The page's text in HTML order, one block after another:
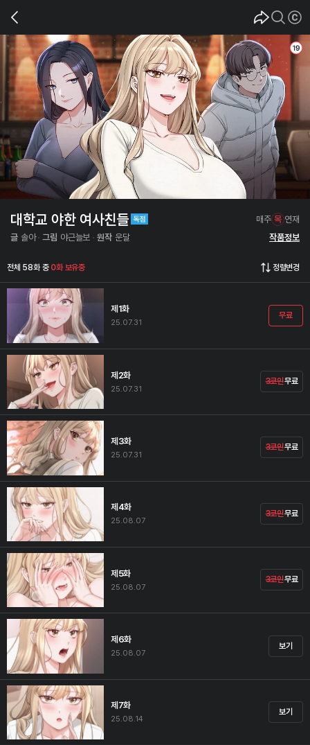
매주 목 연재
대학교 야한 여사친들
글 솔아 그림 야근늘보 원작 운달 작품정보
전체 58화 중 0화 보유중 정렬변경
제1화
25.07.31
무료
제2화
25.07.31
3코인무료
제3화
25.07.31
3코인무료
제4화
25.08.07
3코인무료
제5화
25.08.07
3코인무료
제6화
25.08.07
보기
제7화
25.08.14
보기